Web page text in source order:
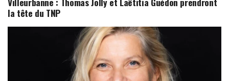
la tête du TNP